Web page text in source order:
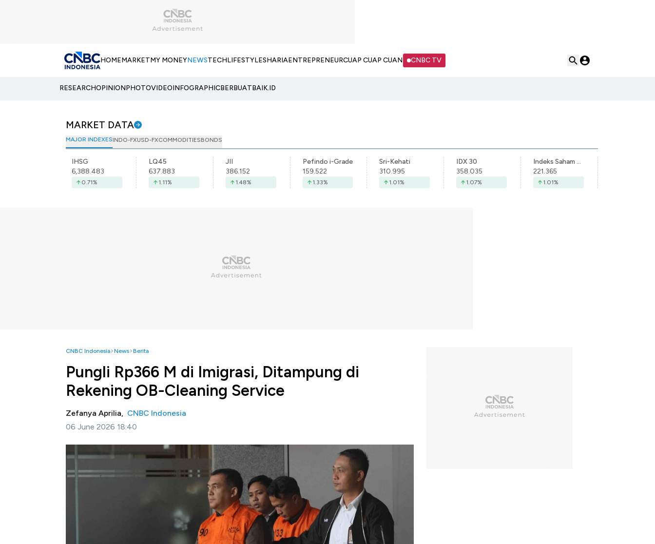
HOMEMARKETMY MONEYNEWSTECHLIFESTYLESHARIAENTREPRENEURCUAP CUAP CUAN CNBC TV
RESEARCHOPINIONPHOTOVIDEOINFOGRAPHICBERBUATBAIK.ID
MARKET DATA
MAJOR INDEXESINDO-FXUSD-FXCOMMODITIESBONDS
IHSG
6,388.483
0.71%
LQ45
637.883
1.11%
JII
386.152
1.48%
Pefindo i-Grade
159.522
1.33%
Sri-Kehati
310.995
1.01%
IDX 30
358.035
1.07%
Indeks Saham Syariah Indonesia
221.365
1.01%
CNBC Indonesia News Berita
Pungli Rp366 M di Imigrasi, Ditampung di
Rekening OB-Cleaning Service
Zefanya Aprilia, CNBC Indonesia
06 June 2026 18:40